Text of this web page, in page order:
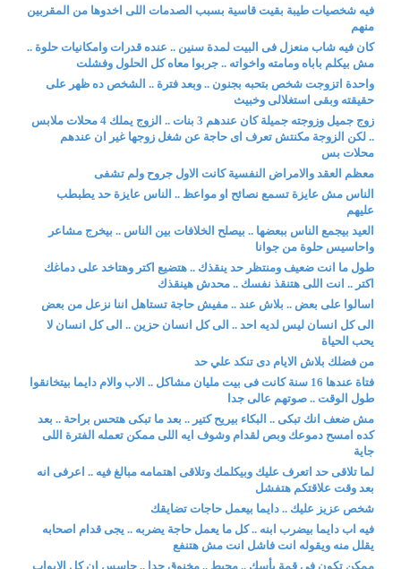
فيه شخصيات طيبة بقيت قاسية بسبب الصدمات اللى اخدوها من المقربين
منهم
كان فيه شاب منعزل فى البيت لمدة سنين .. عنده قدرات وامكانيات حلوة ..
مش بيكلم باباه ومامته واخواته .. جربوا معاه كل الحلول وفشلت
واحدة اتزوجت شخص بتحبه بجنون .. وبعد فترة .. الشخص ده ظهر على
حقيقته وبقى استغلالى وخبيث
زوج جميل وزوجته جميلة كان عندهم 3 بنات .. الزوج يملك 4 محلات ملابس
.. لكن الزوجة مكنتش تعرف اى حاجة عن شغل زوجها غير ان عندهم
محلات بس
معظم العقد والامراض النفسية كانت الاول جروح ولم تشفى
الناس مش عايزة تسمع نصائح او مواعظ .. الناس عايزة حد يطبطب
عليهم
العيد بيجمع الناس ببعضها .. بيصلح الخلافات بين الناس .. بيخرج مشاعر
واحاسيس حلوة من جوانا
طول ما انت ضعيف ومنتظر حد ينقذك .. هتضيع اكتر وهتاخد على دماغك
اكتر .. انت اللى هتنقذ نفسك .. محدش هينقذك
اسالوا على بعض .. بلاش عند .. مفيش حاجة تستاهل اننا نزعل من بعض
الى كل انسان ليس لديه احد .. الى كل انسان حزين .. الى كل انسان لا
يحب الحياة
من فضلك بلاش الايام دى تنكد علي حد
فتاة عندها 16 سنة كانت فى بيت مليان مشاكل .. الاب والام دايما بيتخانقوا
طول الوقت .. صوتهم عالى جدا
مش ضعف انك تبكى .. البكاء بيريح كتير .. بعد ما تبكى هتحس براحة .. بعد
كده امسح دموعك وبص لقدام وشوف ايه اللى ممكن تعمله الفترة اللى
جاية
لما تلاقى حد اتعرف عليك وبيكلمك وتلاقى اهتمامه مبالغ فيه .. اعرفى انه
بعد وقت علاقتكم هتفشل
شخص عزيز عليك .. دايما بيعمل حاجات تضايقك
فيه اب دايما بيضرب ابنه .. كل ما يعمل حاجة يضربه .. يجى قدام اصحابه
يقلل منه ويقوله انت فاشل انت مش هتنفع
ممكن تكون فى قمة يأسك .. محبط .. مخنوق جدا .. حاسس ان كل الابواب